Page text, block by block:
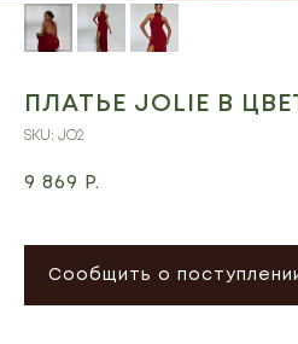
ПЛАТЬЕ JOLIE В
SKU: JO2
9 869 Р.
Сообщить о